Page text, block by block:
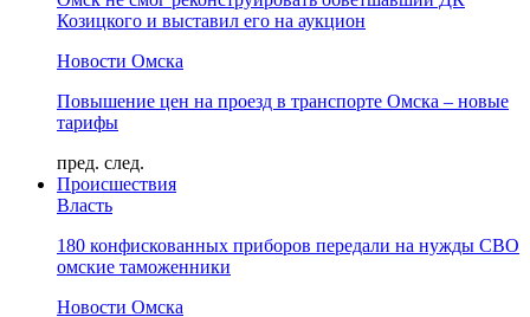
Козицкого и выставил его на аукцион
Новости Омска
Повышение цен на проезд в транспорте Омска – новые
тарифы
пред. след.
Происшествия
Власть
180 конфискованных приборов передали на нужды СВО
омские таможенники
Новости Омска